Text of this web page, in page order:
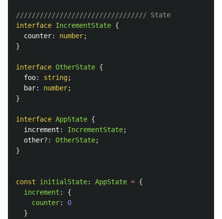
///////////////////////////////// State
interface IncrementState {
counter: number;
}
interface OtherState {
foo: string;
bar: number;
}
interface AppState {
increment : IncrementState;
other?: OtherState;
}
const initialState: AppState = {
increment :
{
counter:
0
}